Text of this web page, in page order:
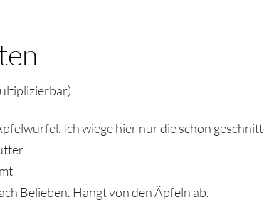
Ich wiege hier nur die schon
Belieben. Hängt von den Äpfeln ab.